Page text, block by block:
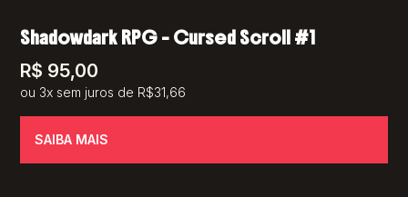
Shadowdark RPG – Cursed Scroll #1
R$ 95,00
ou 3x sem juros de R$31,66
SAIBA MAIS